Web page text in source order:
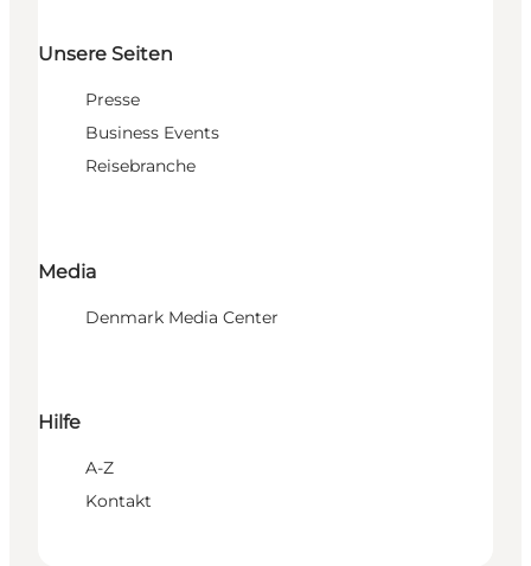
Unsere Seiten
Presse
Business Events
Reisebranche
Media
Denmark Media Center
Hilfe
A-Z
Kontakt